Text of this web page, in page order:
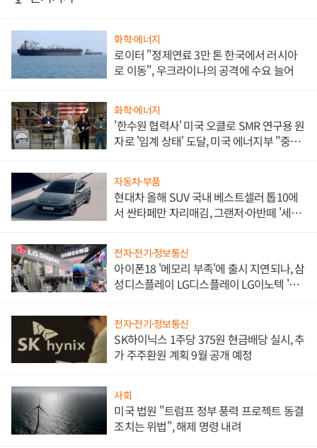
화학·에너지
로이터 "정제연료 3만 톤 한국에서 러시아
로 이동", 우크라이나의 공격에 수요 늘어
화학·에너지
'한수원 협력사' 미국 오클로 SMR 연구용 원
자로 '임계 상태' 도달, 미국 에너지부 "중요
자동차·부품
현대차 올해 SUV 국내 베스트셀러 톱10에
서 싼타페만 자리매김, 그랜저·아반떼 '세단
전자·전기·정보통신
아이폰18 '메모리 부족'에 출시 지연되나, 삼
성디스플레이 LG디스플레이 LG이노텍 '탈
전자·전기·정보통신
SK하이닉스 1주당 375원 현금배당 실시, 추
가 주주환원 계획 9월 공개 예정
사회
미국 법원 "트럼프 정부 풍력 프로젝트 동결
조치는 위법", 해제 명령 내려